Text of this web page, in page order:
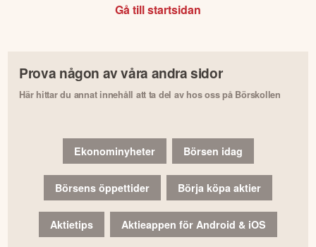
Gå till startsidan
Prova någon av våra andra sidor
Här hittar du annat innehåll att ta del av hos oss på Börskollen
Ekonominyheter Börsen idag
Börsens öppettider Börja köpa aktier
Aktietips Aktieappen för Android & iOS